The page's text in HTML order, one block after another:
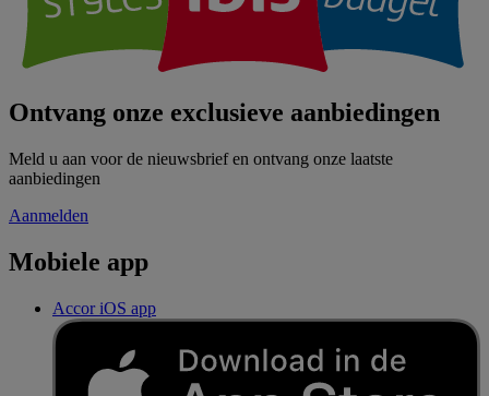
Ontvang onze exclusieve aanbiedingen
Meld u aan voor de nieuwsbrief en ontvang onze laatste
aanbiedingen
Aanmelden
Mobiele app
Accor iOS app